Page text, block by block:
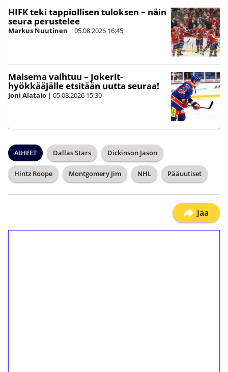
HIFK teki tappiollisen tuloksen – näin
seura perustelee
Markus Nuutinen | 05.08.2026 16:45
Maisema vaihtuu – Jokerit-
hyökkääjälle etsitään uutta seuraa!
Joni Alatalo | 05.08.2026 15:30
AIHEET Dallas Stars Dickinson Jason
Hintz Roope Montgomery Jim NHL Pääuutiset
Jaa